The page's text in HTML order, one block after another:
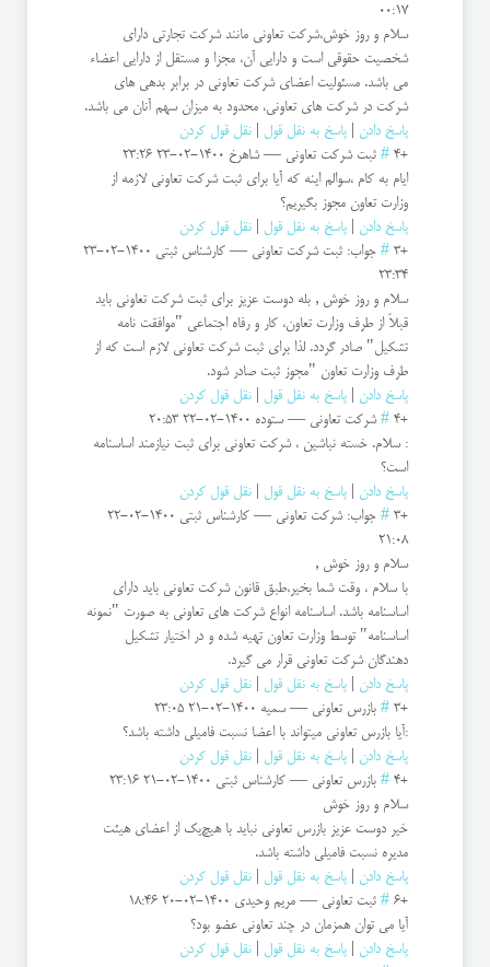
00:17
سلام و روز خوش،شرکت تعاونی مانند شرکت تجارتی دارای
شخصیت حقوقی است و دارایی آن، مجزا و مستقل از دارایی اعضاء
می باشد. مسئولیت اعضای شرکت تعاونی در برابر بدهی های
شرکت در شرکت های تعاونی، محدود به میزان سهم آنان می باشد.
پاسخ دادن
پاسخ به نقل قول
نقل قول کردن
+4
# ثبت شرکت تعاونی —شاهرخ 1400-02-23 23:26
ایام به کام ،سوالم اینه که آیا برای ثبت شرکت تعاونی لازمه از
وزارت تعاون مجوز بگیریم؟
پاسخ دادن
پاسخ به نقل قول
نقل قول کردن
+3
# جواب: ثبت شرکت تعاونی — کارشناس ثبتی
1400-02-23
23:34
سلام و روز خوش , بله دوست عزیز برای ثبت شرکت تعاونی باید
قبلاَ از طرف وزارت تعاون، کار و رفاه اجتماعی "موافقت نامه
تشکیل" صادر گردد. لذا برای ثبت شرکت تعاونی لازم است که از
طرف وزارت تعاون "مجوز ثبت صادر شود.
پاسخ دادن
پاسخ به نقل قول
نقل قول کردن
+4
# شرکت تعاونی —ستوده 1400-02-22 20:53
: سلام. خسته نباشین ، شرکت تعاونی برای ثبت نیازمند اساسنامه
است؟
پاسخ دادن
پاسخ به نقل قول
نقل قول کردن
+3
# جواب: شرکت تعاونی — کارشناس ثبتی
1400-02-22
21:08
سلام و روز خوش ,
با سلام ، وقت شما بخیر،طبق قانون شرکت تعاونی باید دارای
اساسنامه باشد. اساسنامه انواع شرکت های تعاونی به صورت "نمونه
اساسنامه" توسط وزارت تعاون تهیه شده و در اختیار تشکیل
دهندگان شرکت تعاونی قرار می گیرد.
پاسخ دادن
پاسخ به نقل قول
نقل قول کردن
+3
# بازرس تعاونی —سمیه 1400-02-21 23:05
:آیا بازرس تعاونی میتواند با اعضا نسبت فامیلی داشته باشد؟
پاسخ دادن
پاسخ به نقل قول
نقل قول کردن
+4
# بازرس تعاونی — کارشناس ثبتی 1400-02-21 23:16
سلام و روز خوش
خیر دوست عزیز بازرس تعاونی نباید با هیچ‌یک از اعضای هیئت
مدیره نسبت فامیلی داشته باشد.
پاسخ دادن
پاسخ به نقل قول
نقل قول کردن
+6
# ثبت تعاونی — مریم وحیدی 1400-02-20 18:46
آیا می توان همزمان در چند تعاونی عضو بود؟
پاسخ دادن
پاسخ به نقل قول
نقل قول کردن